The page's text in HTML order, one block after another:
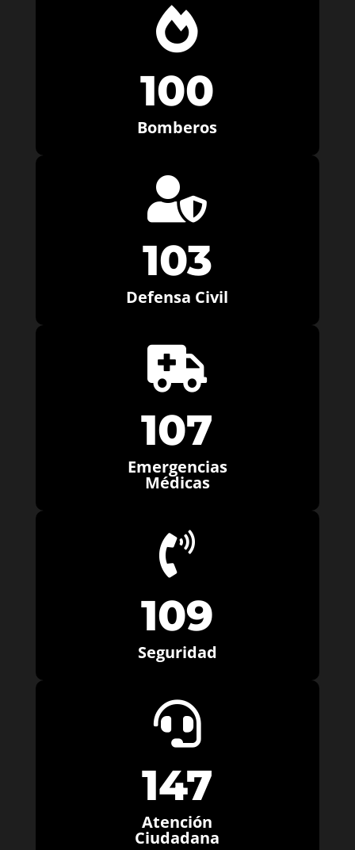

100
Bomberos

103
Defensa Civil

107
Emergencias
Médicas

109
Seguridad

147
Atención
Ciudadana